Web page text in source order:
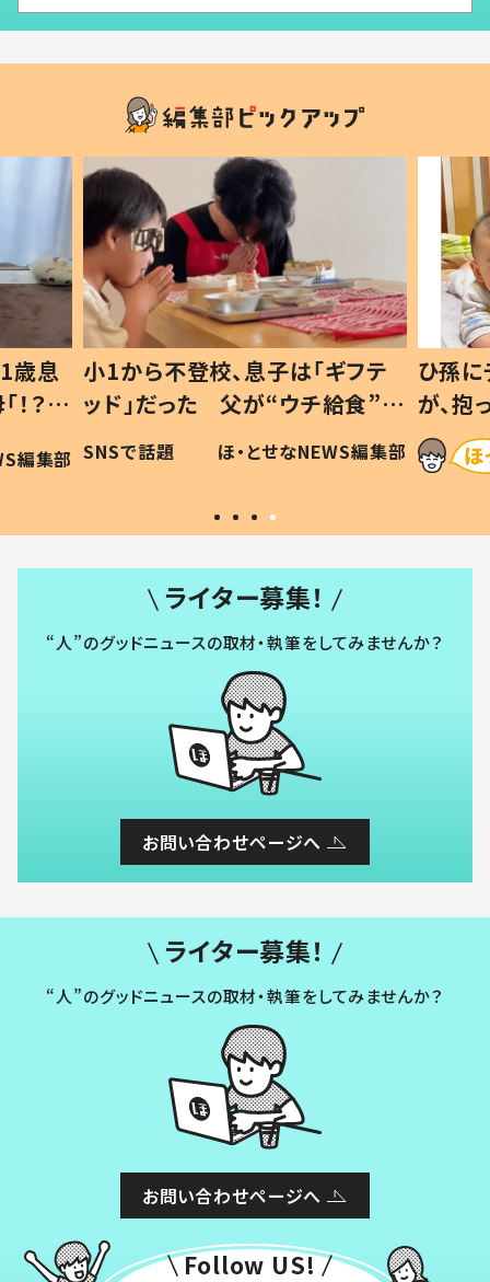
歳息
？」
編集部
小1から不登校、息子は「ギフテ
ッド」だった 父が“ウチ給食”を
作り続ける理由とは #令和の親
#令和の子
SNSで話題 ほ・とせなNEWS編集部
ひ孫
が、
「涙が
い」
ライター募集！
“人”のグッドニュースの取材・執筆をしてみませんか？
お問い合わせページへ
ライター募集！
“人”のグッドニュースの取材・執筆をしてみませんか？
お問い合わせページへ
Follow US!